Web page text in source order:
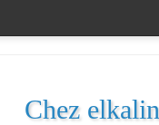
Chez